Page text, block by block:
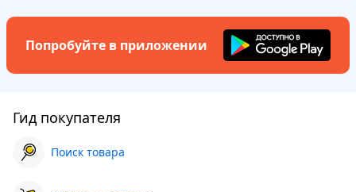
Попробуйте в приложении
Гид покупателя
Поиск товара